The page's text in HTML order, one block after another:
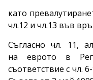
като
чл.12 и чл.13 във
Съгласно чл. 11,
на еврото в
съответствие с чл.